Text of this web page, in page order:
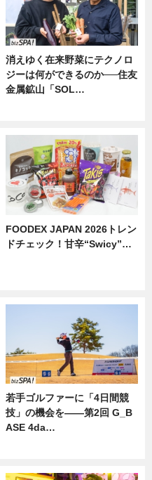
消えゆく在来野菜にテクノロ
ジーは何ができるのか──住友
金属鉱山「SOL…
FOODEX JAPAN 2026トレン
ドチェック！甘辛“Swicy”…
若手ゴルファーに「4日間競
技」の機会を——第2回 G_B
ASE 4da…